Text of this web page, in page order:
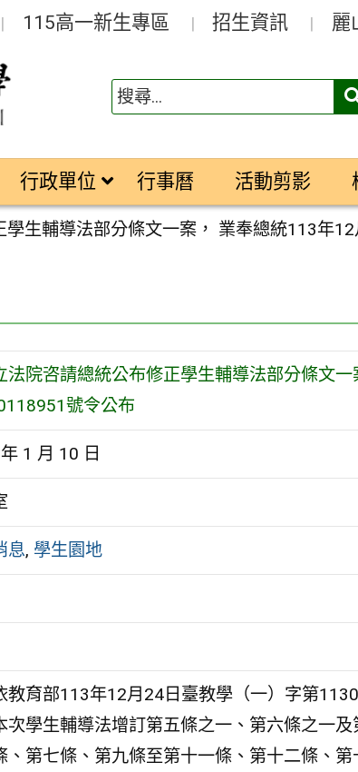
115高一新生專區 招生資訊 麗
行政單位 行事曆 活動剪影
學生輔導法部分條文一案， 業奉總統113年
法院咨請總統公布修正學生輔導法部分條文
號令公布
1 月 10 日
息, 學生園地
教育部113年12月24日臺教學（一）字第
次學生輔導法增訂第五條之一、第六條之一
、第七條、第九條至第十一條、第十二條、